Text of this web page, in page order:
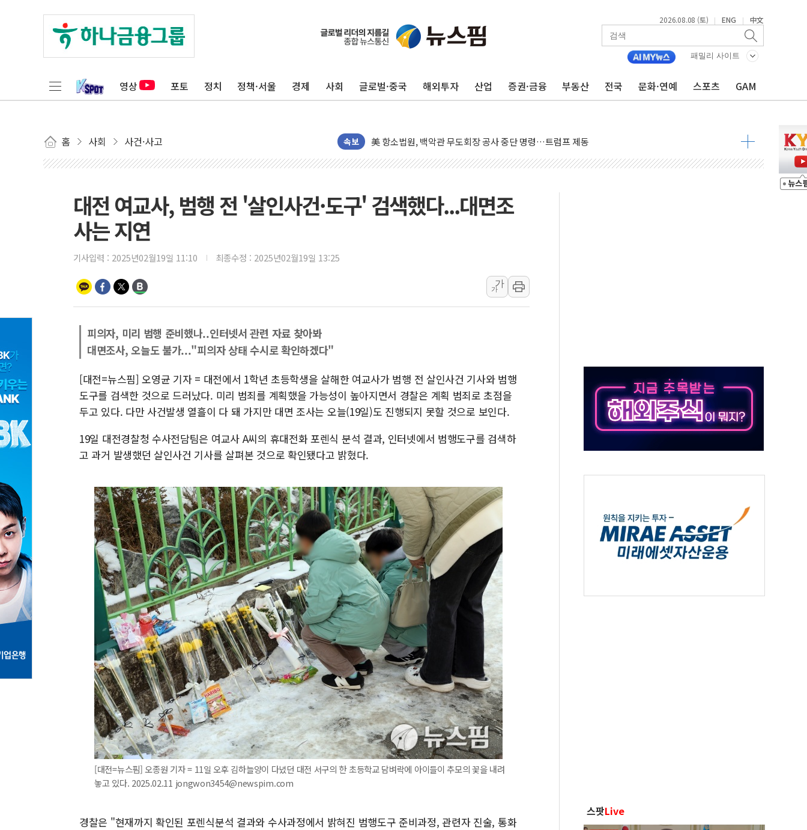
2026.08.08 (토) | ENG | 中文
패밀리 사이트
영상 포토 정치 정책·서울 경제 사회 글로벌·중국 해외투자 산업 증권·금융 부동산 전국 문화·연예 스포츠 GAM
홈 사회 사건·사고 속보
[종합] 이슬람 수니파 3국, '공동방위협정' 체결… 이스라엘·이란 위협에 맞설 자체 억지력 강화
美 항소법원, 백악관 무도회장 공사 중단 명령…트럼프 제동
이란 핵심 원유 수출항 '하르그섬', 최근 1주일 이상 '올스톱'… 美 해상봉쇄 영향
[AI MY 뉴스] 뉴욕 반도체주 프리뷰...美 고용 쇼크에 반도체주 '활짝'
뉴욕증시 프리뷰, 美 고용 쇼크에 금리 인상 우려 후퇴…나스닥 선물 1%대 상승
보훈부, 미 DPAA와 MOU… "6·25 미군 실종자 7359명 끝까지 찾겠다"
트럼프 "금리 내려야"…파월 때와 달리 워시엔 톤 낮춰
트럼프, 中 겨냥 폴리실리콘 관세 15% 부과…美 태양광주 급등
[사진] 빈살만과 에르도안의 만남
이란와이어 "이란 최고지도자 위독…곧 사망해도 놀랍지 않아"
남동발전, 해남군에 국내 최대 규모 400MW 태양광 착공…여의도 1.6배 규모
[인도증시] 중동 불안 속 유가 상승에 소폭 하락...금융주 낙폭 커
대전 여교사, 범행 전 '살인사건·도구' 검색했다...대면조
사는 지연
기사입력 : 2025년02월19일 11:10 최종수정 : 2025년02월19일 13:25
가
가
피의자, 미리 범행 준비했나..인터넷서 관련 자료 찾아봐
대면조사, 오늘도 불가..."피의자 상태 수시로 확인하겠다"
[대전=뉴스핌] 오영균 기자 = 대전에서 1학년 초등학생을 살해한 여교사가 범행 전 살인사건 기사와 범행
도구를 검색한 것으로 드러났다. 미리 범죄를 계획했을 가능성이 높아지면서 경찰은 계획 범죄로 초점을
두고 있다. 다만 사건발생 열흘이 다 돼 가지만 대면 조사는 오늘(19일)도 진행되지 못할 것으로 보인다.
19일 대전경찰청 수사전담팀은 여교사 A씨의 휴대전화 포렌식 분석 결과, 인터넷에서 범행도구를 검색하
고 과거 발생했던 살인사건 기사를 살펴본 것으로 확인됐다고 밝혔다.
[대전=뉴스핌] 오종원 기자 = 11일 오후 김하늘양이 다녔던 대전 서구의 한 초등학교 담벼락에 아이들이 추모의 꽃을 내려
놓고 있다. 2025.02.11 jongwon3454@newspim.com
경찰은 "현재까지 확인된 포렌식분석 결과와 수사과정에서 밝혀진 범행도구 준비과정, 관련자 진술, 통화
스팟Live